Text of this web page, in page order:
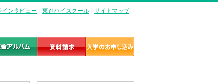
インタビュー 東進ハイスクール サイトマップ